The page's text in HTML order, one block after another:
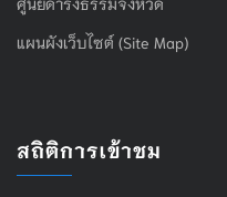
แผนผังเว็บไซต์ (Site Map)
สถิติการเข้าชม